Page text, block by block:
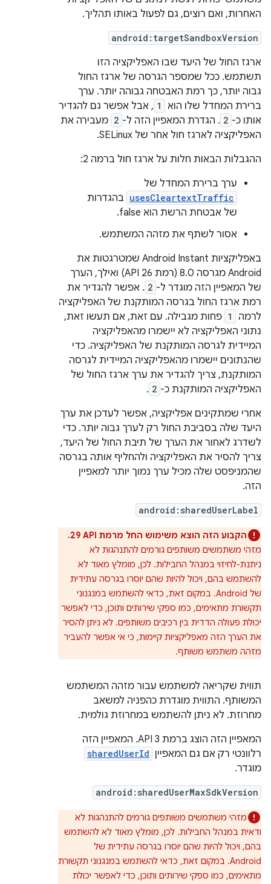
האחרות, ואם רוצים, גם לפעול באותו תהליך.
android:targetSandboxVersion
ארגז החול של היעד שבו האפליקציה הזו
תשתמש. ככל שמספר הגרסה של ארגז החול
גבוה יותר, כך רמת האבטחה גבוהה יותר. ערך
ברירת המחדל שלו הוא
1 , אבל אפשר גם להגדיר
אותו כ- 2 . הגדרת המאפיין הזה ל- 2 מעבירה את
האפליקציה לארגז חול אחר של SELinux.
ההגבלות הבאות חלות על ארגז חול ברמה 2:
ערך ברירת המחדל של
usesCleartextTraffic בהגדרות
של אבטחת הרשת הוא false.
אסור לשתף את מזהה המשתמש.
באפליקציות Android Instant שמטרגטות את
Android מגרסה 8.0 (רמת API 26) ואילך, הערך
של המאפיין הזה מוגדר ל- 2 . אפשר להגדיר את
רמת ארגז החול בגרסה המותקנת של האפליקציה
לרמה
1 פחות מגבילה. עם זאת, אם תעשו זאת,
נתוני האפליקציה לא יישמרו מהאפליקציה
המיידית לגרסה המותקנת של האפליקציה. כדי
שהנתונים יישמרו מהאפליקציה המיידית לגרסה
המותקנת, צריך להגדיר את ערך ארגז החול של
האפליקציה המותקנת כ- 2
.
אחרי שמתקינים אפליקציה, אפשר לעדכן את ערך
היעד שלה בסביבת החול רק לערך גבוה יותר. כדי
לשדרג לאחור את הערך של תיבת החול של היעד,
צריך להסיר את האפליקציה ולהחליף אותה בגרסה
שהמניפסט שלה מכיל ערך נמוך יותר למאפיין
הזה.
android:sharedUserLabel
הקבוע הזה הוצא משימוש החל מרמת API ‏29.
מזהי משתמשים משותפים גורמים להתנהגות לא
ניתנת-לחיזוי במנהל החבילות. לכן, מומלץ מאוד לא
להשתמש בהם, ויכול להיות שהם יוסרו בגרסה עתידית
של Android. במקום זאת, כדאי להשתמש במנגנוני
תקשורת מתאימים, כמו ספקי שירותים ותוכן, כדי לאפשר
יכולת פעולה הדדית בין רכיבים משותפים. לא ניתן להסיר
את הערך הזה מאפליקציות קיימות, כי אי אפשר להעביר
מזהה משתמש משותף.
תווית שקריאה למשתמש עבור מזהה המשתמש
המשותף. התווית מוגדרת כהפניה למשאב
מחרוזת. לא ניתן להשתמש במחרוזת גולמית.
המאפיין הזה הוצג ברמת API 3. המאפיין הזה
רלוונטי רק אם גם המאפיין sharedUserId
מוגדר.
android:sharedUserMaxSdkVersion
מזהי משתמשים משותפים גורמים להתנהגות לא
ודאית במנהל החבילות. לכן, מומלץ מאוד לא להשתמש
בהם, ויכול להיות שהם יוסרו בגרסה עתידית של
Android. במקום זאת, כדאי להשתמש במנגנוני תקשורת
מתאימים, כמו ספקי שירותים ותוכן, כדי לאפשר יכולת